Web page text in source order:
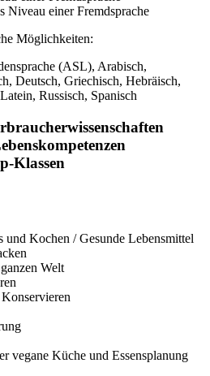
Niveau einer Fremdsprache
Möglichkeiten:
(ASL), Arabisch,
Deutsch, Griechisch, Hebräisch,
Russisch, Spanisch
Klassen
und Kochen / Gesunde Lebensmittel
Welt
vegane Küche und Essensplanung